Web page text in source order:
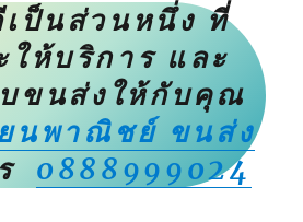
เป็นส่วนหนึ่ง ที่
ให้บริการ และ
ขนส่งให้กับคุณ
นพาณิชย์ ขนส่ง
0888999024